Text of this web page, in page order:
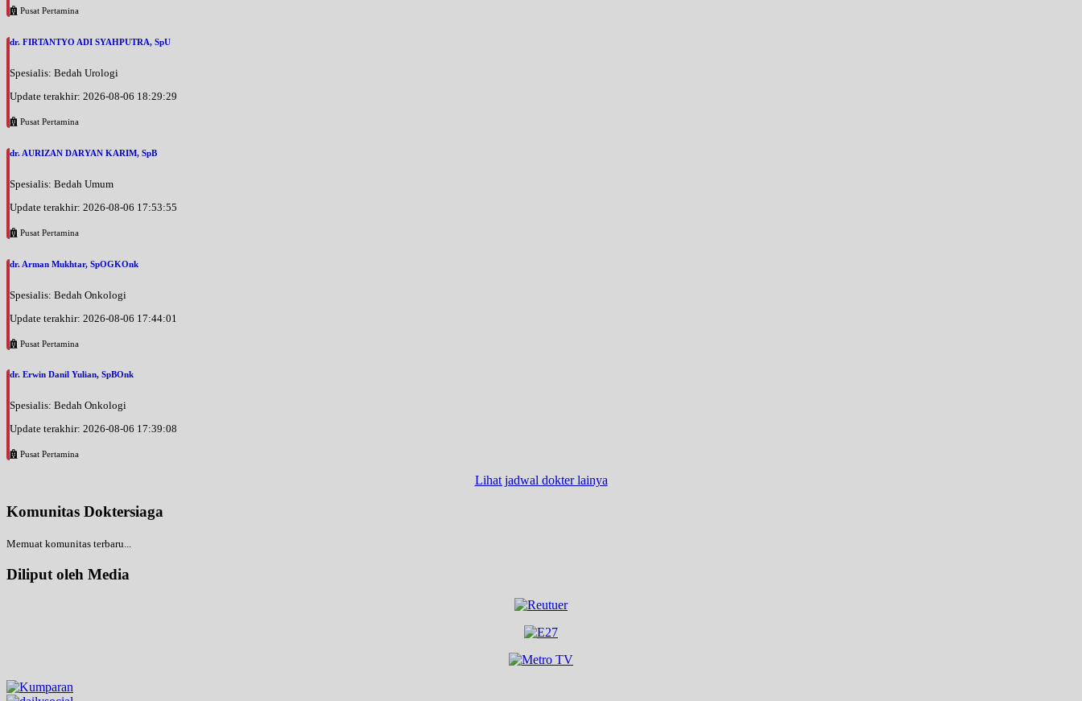
Pusat Pertamina
dr. FIRTANTYO ADI SYAHPUTRA, SpU
Spesialis: Bedah Urologi
Update terakhir: 2026-08-06 18:29:29
Pusat Pertamina
dr. AURIZAN DARYAN KARIM, SpB
Spesialis: Bedah Umum
Update terakhir: 2026-08-06 17:53:55
Pusat Pertamina
dr. Arman Mukhtar, SpOGKOnk
Spesialis: Bedah Onkologi
Update terakhir: 2026-08-06 17:44:01
Pusat Pertamina
dr. Erwin Danil Yulian, SpBOnk
Spesialis: Bedah Onkologi
Update terakhir: 2026-08-06 17:39:08
Pusat Pertamina
Lihat jadwal dokter lainya
Komunitas Doktersiaga
Memuat komunitas terbaru...
Diliput oleh Media